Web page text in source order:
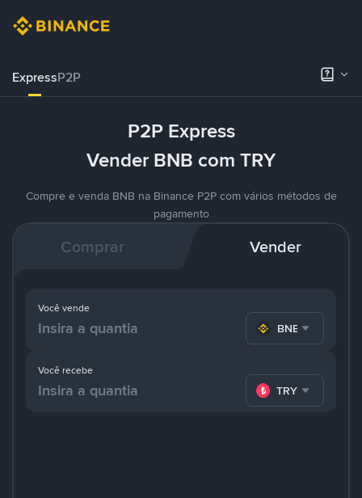
ExpressP2P
P2P Express
Vender BNB com TRY
Compre e venda BNB na Binance P2P com vários métodos de
pagamento
Comprar Vender
Você recebe
TRY
Você vende
BNB